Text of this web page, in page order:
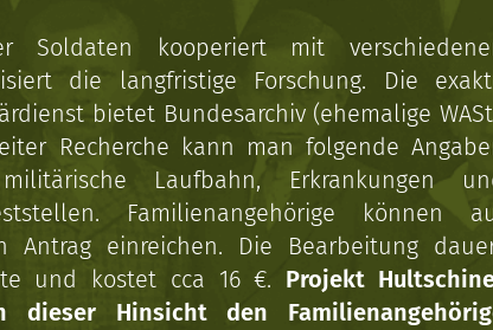
Soldaten kooperiert mit
die langfristige Forschung. Die
bietet Bundesarchiv (ehemalige
Recherche kann man folgende
Laufbahn, Erkrankungen
Familienangehörige können
Antrag einreichen. Die Bearbeitung
und kostet cca 16 €. Projekt
dieser Hinsicht den